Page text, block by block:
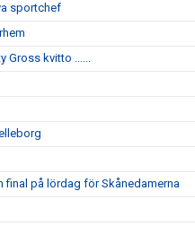
sportchef
Gross kvitto ......
final på lördag för Skånedamerna